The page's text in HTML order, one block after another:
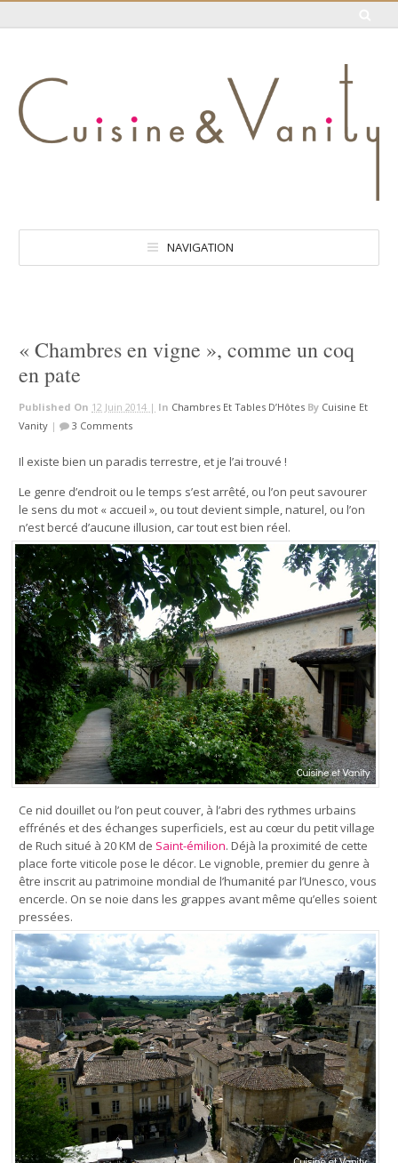
NAVIGATION
« Chambres en vigne », comme un coq
en pate
Published On 12 Juin 2014 | In Chambres Et Tables D’Hôtes By Cuisine Et
Vanity | 3 Comments
Il existe bien un paradis terrestre, et je l’ai trouvé !
Le genre d’endroit ou le temps s’est arrêté, ou l’on peut savourer
le sens du mot « accueil », ou tout devient simple, naturel, ou l’on
n’est bercé d’aucune illusion, car tout est bien réel.
Ce nid douillet ou l’on peut couver, à l’abri des rythmes urbains
effrénés et des échanges superficiels, est au cœur du petit village
de Ruch situé à 20 KM de Saint-émilion. Déjà la proximité de cette
place forte viticole pose le décor. Le vignoble, premier du genre à
être inscrit au patrimoine mondial de l’humanité par l’Unesco, vous
encercle. On se noie dans les grappes avant même qu’elles soient
pressées.